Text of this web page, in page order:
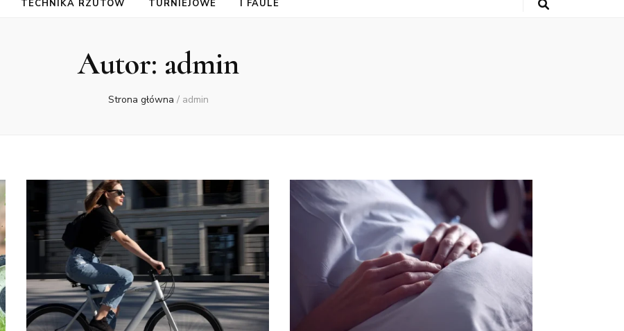
TECHNIKA RZUTÓW TURNIEJOWE I FAULE
Autor: admin
Strona główna / admin